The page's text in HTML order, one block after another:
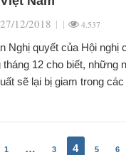
27/12/2018 | | 4.537
Nghị quyết của Hội nghị
12 cho biết, những
sẽ lại bị giam trong các
1 … 3 4 5 6